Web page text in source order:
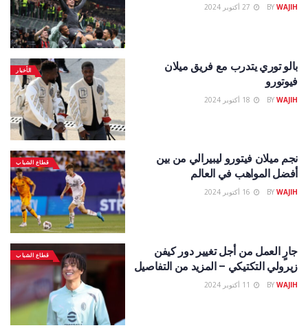
BY WAJIH
الأخبار
بالو توري يتدرب مع فريق ميلان
فيوتورو
BY WAJIH
قطاع الشباب
نجم ميلان فيتورو ليبيرالي من بين
أفضل المواهب في العالم
BY WAJIH
قطاع الشباب
جارٍ العمل من أجل تغيير دور كيفن
زيرولي التكتيكي – المزيد من التفاصيل
BY WAJIH